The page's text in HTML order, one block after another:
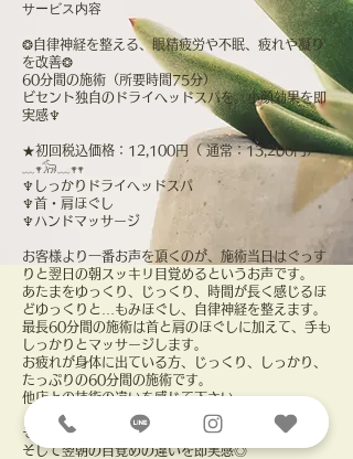
サービス内容
❂自律神経を整える、眼精疲労や不眠、疲れや凝り
を改善❂
60分間の施術（所要時間75分）
ビセント独自のドライヘッドスパを。小顔効果を即
実感♆
★初回税込価格：12,100円（ 通常：13,200円）
﹏𖥧𓃘﹏𖥧𖥧
♆しっかりドライヘッドスパ
♆首・肩ほぐし
♆ハンドマッサージ
お客様より一番お声を頂くのが、施術当日はぐっす
りと翌日の朝スッキリ目覚めるというお声です。
あたまをゆっくり、じっくり、時間が長く感じるほ
どゆっくりと…もみほぐし、自律神経を整えます。
最長60分間の施術は首と肩のほぐしに加えて、手も
しっかりとマッサージします。
お疲れが身体に出ている方、じっくり、しっかり、
たっぷりの60分間の施術です。
他店との技術の違いを感じて下さい。
その場で頭がひとまわり小さくなる驚きと感動を、
そして翌朝の目覚めの違いを即実感◎